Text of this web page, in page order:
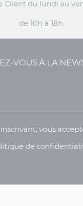
Client du lundi au
de 10h à 18h
VOUS À LA
inscrivant, vous
de